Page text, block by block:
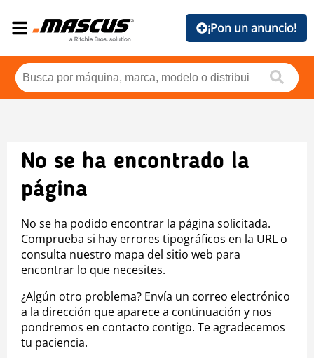
¡Pon un anuncio!
No se ha encontrado la
página
No se ha podido encontrar la página solicitada.
Comprueba si hay errores tipográficos en la URL o
consulta nuestro mapa del sitio web para
encontrar lo que necesites.
¿Algún otro problema? Envía un correo electrónico
a la dirección que aparece a continuación y nos
pondremos en contacto contigo. Te agradecemos
tu paciencia.